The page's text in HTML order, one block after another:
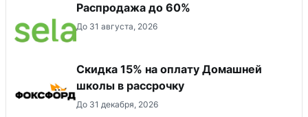
Распродажа до 60%
До 31 августа, 2026
Скидка 15% на оплату Домашней
школы в рассрочку
До 31 декабря, 2026